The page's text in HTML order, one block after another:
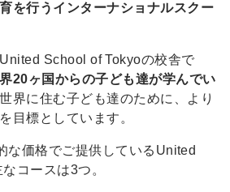
を行うインターナショナルスクー
School of Tokyoの校舎で
20ヶ国からの子ども達が学んでい
界に住む子ども達のために、より
目標としています。
な価格でご提供しているUnited
コースは3つ。